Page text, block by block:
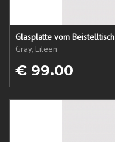
Glasplatte vom Beistelltisch
Gray, Eileen
€ 99.00